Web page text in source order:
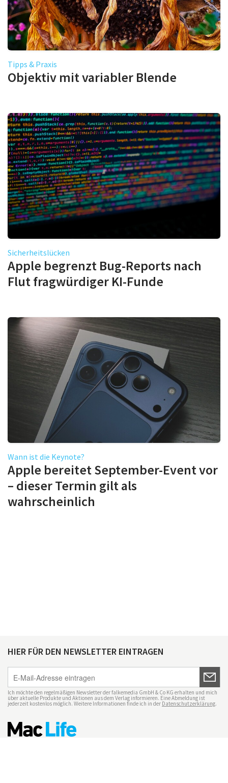
Tipps & Praxis
Objektiv mit variabler Blende
Sicherheitslücken
Apple begrenzt Bug-Reports nach
Flut fragwürdiger KI-Funde
Wann ist die Keynote?
Apple bereitet September-Event vor
– dieser Termin gilt als
wahrscheinlich
HIER FÜR DEN NEWSLETTER EINTRAGEN
Ich möchte den regelmäßigen Newsletter der falkemedia GmbH & Co KG erhalten und mich
über aktuelle Produkte und Aktionen aus dem Verlag informieren. Eine Abmeldung ist
jederzeit kostenlos möglich. Weitere Informationen finde ich in der Datenschutzerklärung.